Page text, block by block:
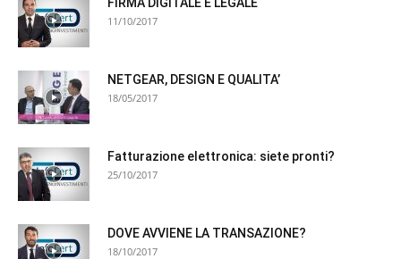
11/10/2017
NETGEAR, DESIGN E QUALITA’
18/05/2017
Fatturazione elettronica: siete pronti?
25/10/2017
DOVE AVVIENE LA TRANSAZIONE?
18/10/2017